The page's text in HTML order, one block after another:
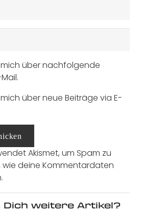
über nachfolgende
über neue Beiträge via E-
Akismet, um Spam zu
wie deine Kommentardaten
weitere Artikel?